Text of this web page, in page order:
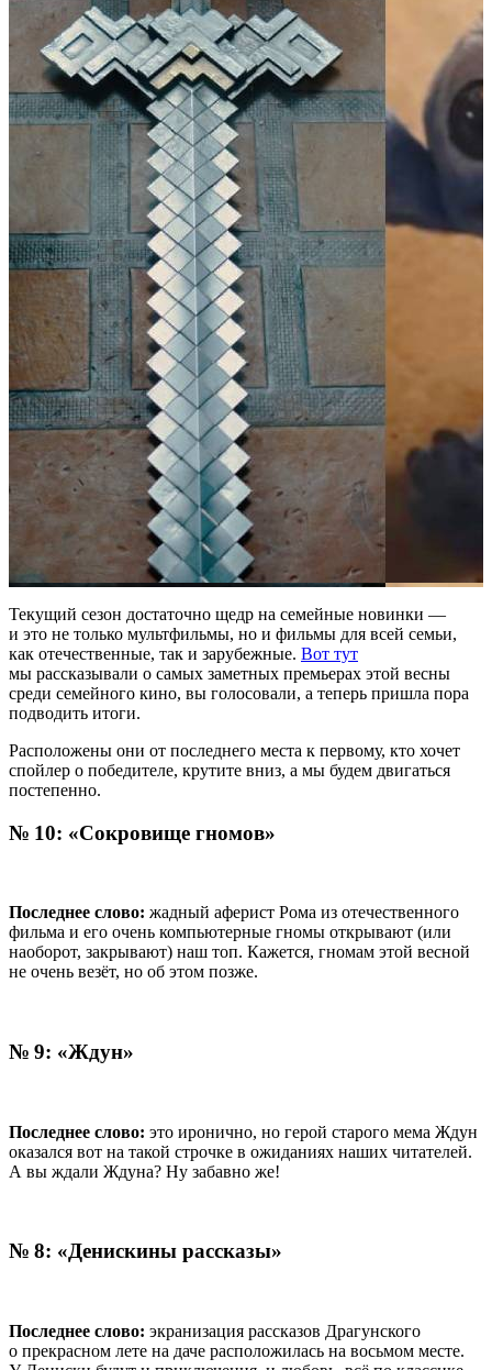
Текущий сезон достаточно щедр на семейные новинки —
и это не только мультфильмы, но и фильмы для всей семьи,
как отечественные, так и зарубежные. Вот тут
мы рассказывали о самых заметных премьерах этой весны
среди семейного кино, вы голосовали, а теперь пришла пора
подводить итоги.
Расположены они от последнего места к первому, кто хочет
спойлер о победителе, крутите вниз, а мы будем двигаться
постепенно.
№ 10: «Сокровище гномов»
Последнее слово: жадный аферист Рома из отечественного
фильма и его очень компьютерные гномы открывают (или
наоборот, закрывают) наш топ. Кажется, гномам этой весной
не очень везёт, но об этом позже.
№ 9: «Ждун»
Последнее слово: это иронично, но герой старого мема Ждун
оказался вот на такой строчке в ожиданиях наших читателей.
А вы ждали Ждуна? Ну забавно же!
№ 8: «Денискины рассказы»
Последнее слово: экранизация рассказов Драгунского
о прекрасном лете на даче расположилась на восьмом месте.